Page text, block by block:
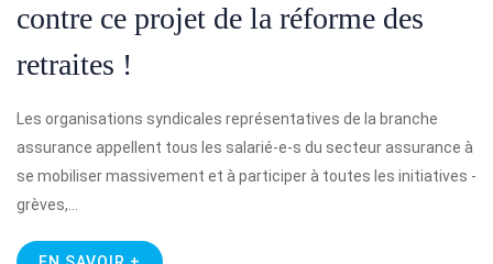
contre ce projet de la réforme des
retraites !
Les organisations syndicales représentatives de la branche
assurance appellent tous les salarié-e-s du secteur assurance à
se mobiliser massivement et à participer à toutes les initiatives -
grèves,…